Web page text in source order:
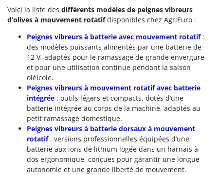
Voici la liste des différents modèles de peignes vibreurs
d’olives à mouvement rotatifdisponibles chez AgriEuro :
Peignes vibreurs à batterie avec mouvement rotatif:
des modèles puissants alimentés par une batterie de
12 V, adaptés pour le ramassage de grande envergure
et pour une utilisation continue pendant la saison
oléicole.
Peignes vibreurs à mouvement rotatif avec batterie
intégrée : outils légers et compacts, dotés d’une
batterie intégrée au corps de la machine, adaptés au
petit ramassage domestique.
Peignes vibreurs à batterie dorsaux à mouvement
rotatif: versions professionnelles équipées d’une
batterie aux ions de lithium logée dans un harnais à
dos ergonomique, conçues pour garantir une longue
autonomie et une grande liberté de mouvement.